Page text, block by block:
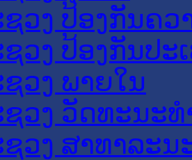
ວງ ປ້ອງກັນຄວ
ວງ ປ້ອງກັນປະ
ວງ ພາຍໃນ
ວງ ວັດທະນະ
ວງ ສາທາລະນ